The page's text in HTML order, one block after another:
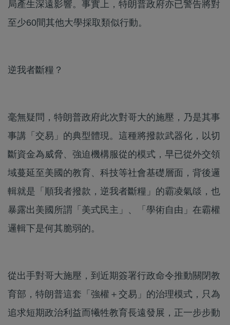
局產生深遠影響。事實上，特朗普政府亦已警告將對
至少60間其他大學採取類似行動。
逆我者斷糧？
毫無疑問，特朗普政府此次對哥大的施壓，乃是其事
事講「交易」的典型體現。這種將撥款武器化，以切
斷資金為威脅、強迫機構服從的模式，早已從外交領
域蔓延至美國的教育、科技等社會基礎層面，背後邏
輯就是「順我者撥款，逆我者斷糧」的霸凌氣燄，也
暴露出美國所謂「美式民主」、「學術自由」在霸權
邏輯下是何其脆弱的。
從出手對哥大施壓，到近期簽署行政命令推動關閉教
育部，特朗普這套「強權＋交易」的治理模式，只為
追求短期政治利益而犧牲教育長遠發展，正一步步動